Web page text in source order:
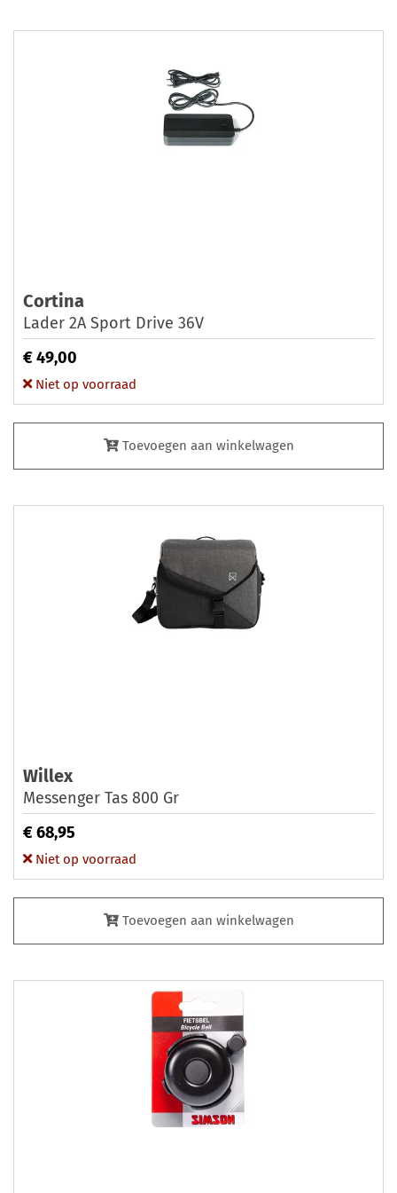
Cortina
Lader 2A Sport Drive 36V
€ 49,00
Niet op voorraad
Toevoegen aan winkelwagen
Willex
Messenger Tas 800 Gr
€ 68,95
Niet op voorraad
Toevoegen aan winkelwagen